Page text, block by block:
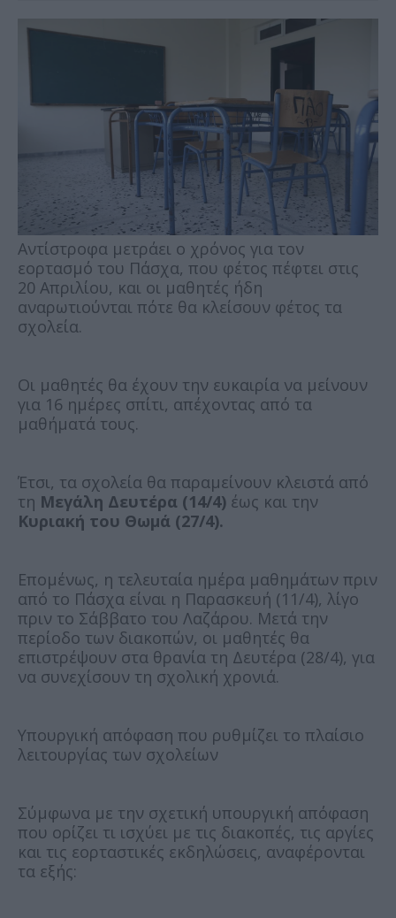
Αντίστροφα μετράει ο χρόνος για τον
εορτασμό του Πάσχα, που φέτος πέφτει στις
20 Απριλίου, και οι μαθητές ήδη
αναρωτιούνται πότε θα κλείσουν φέτος τα
σχολεία.
Οι μαθητές θα έχουν την ευκαιρία να μείνουν
για 16 ημέρες σπίτι, απέχοντας από τα
μαθήματά τους.
Έτσι, τα σχολεία θα παραμείνουν κλειστά από
τη Μεγάλη Δευτέρα (14/4) έως και την
Κυριακή του Θωμά (27/4).
Επομένως, η τελευταία ημέρα μαθημάτων πριν
από το Πάσχα είναι η Παρασκευή (11/4), λίγο
πριν το Σάββατο του Λαζάρου. Μετά την
περίοδο των διακοπών, οι μαθητές θα
επιστρέψουν στα θρανία τη Δευτέρα (28/4), για
να συνεχίσουν τη σχολική χρονιά.
Υπουργική απόφαση που ρυθμίζει το πλαίσιο
λειτουργίας των σχολείων
Σύμφωνα με την σχετική υπουργική απόφαση
που ορίζει τι ισχύει με τις διακοπές, τις αργίες
και τις εορταστικές εκδηλώσεις, αναφέρονται
τα εξής: